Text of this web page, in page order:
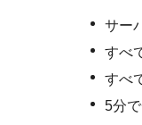
サー
すべ
すべ
5分